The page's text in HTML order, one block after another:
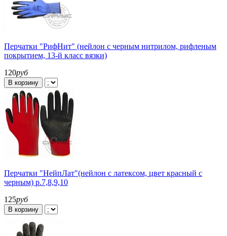
Перчатки "РифНит" (нейлон с черным нитрилом, рифленым
покрытием, 13-й класс вязки)
120руб
В корзину
Перчатки "НейпЛат"(нейлон с латексом, цвет красный с
черным) р.7,8,9,10
125руб
В корзину